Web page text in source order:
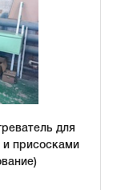
для
присосками